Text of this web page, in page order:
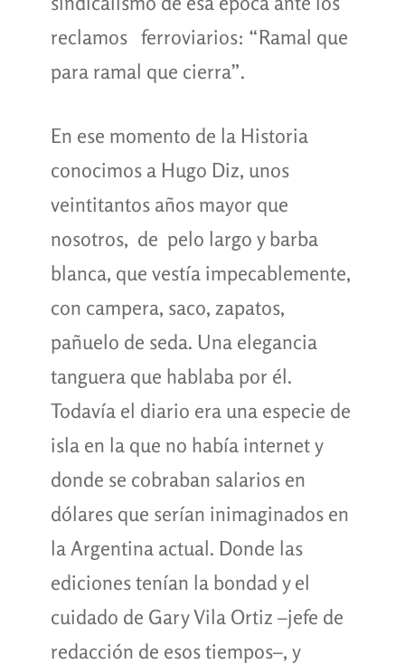
reclamos ferroviarios: “Ramal que
para ramal que cierra”.
En ese momento de la Historia
conocimos a Hugo Diz, unos
veintitantos años mayor que
nosotros, de pelo largo y barba
blanca, que vestía impecablemente,
con campera, saco, zapatos,
pañuelo de seda. Una elegancia
tanguera que hablaba por él.
Todavía el diario era una especie de
isla en la que no había internet y
donde se cobraban salarios en
dólares que serían inimaginados en
la Argentina actual. Donde las
ediciones tenían la bondad y el
cuidado de Gary Vila Ortiz –jefe de
redacción de esos tiempos–, y